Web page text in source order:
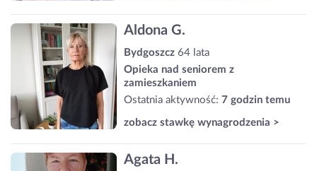
Aldona G.
Bydgoszcz 64 lata
Opieka nad seniorem z
zamieszkaniem
Ostatnia aktywność: 7 godzin temu
zobacz stawkę wynagrodzenia >
Agata H.